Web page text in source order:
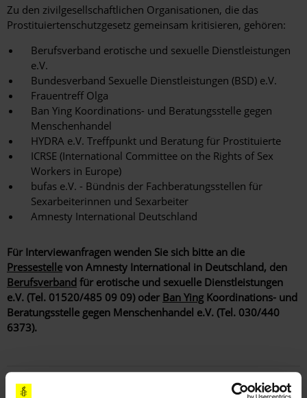
Zu den zivilgesellschaftlichen Organisationen, die das
Prostituiertenschutzgesetz gemeinsam kritisieren, gehören:
Berufsverband erotische und sexuelle Dienstleistungen
e.V.
Bundesverband Sexuelle Dienstleistungen (BSD) e.V.
Frauentreff Olga
Ban Ying Koordinations- und Beratungsstelle gegen
Menschenhandel
HYDRA e.V. Treffpunkt und Beratung für Prostituierte
ICRSE (International Committee on the Rights of Sex
Workers in Europe)
bufas e.V. - Bündnis der Fachberatungsstellen für
Sexarbeiterinnen und Sexarbeiter
Amnesty International Deutschland
Für Interviewanfragen wenden Sie sich bitte an die
Pressestelle von Amnesty International in Deutschland, den
Berufsverband für erotische und sexuelle Dienstleistungen
e.V. (Tel. 01520/485 09 09) oder Ban Ying Koordinations- und
Beratungsstelle gegen Menschenhandel e.V. (Tel. 030/440
6373).